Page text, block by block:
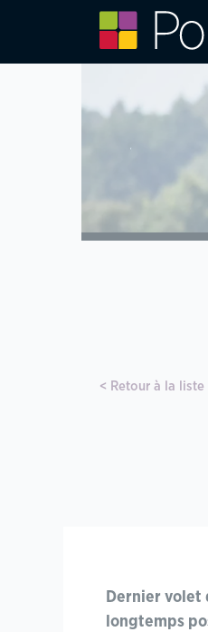
Retour à la
Dernier
longtemps